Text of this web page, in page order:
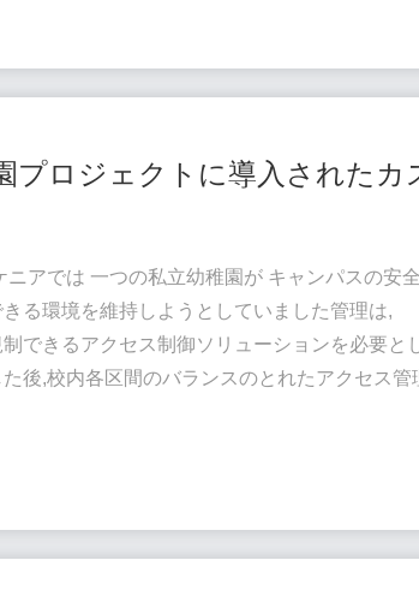
プロジェクトに導入された
ニアでは 一つの私立幼稚園が キャンパスの安
る環境を維持しようとしていました管理は,
できるアクセス制御ソリューションを必要
後,校内各区間のバランスのとれたアクセス
してユニークな課題を提示しています...